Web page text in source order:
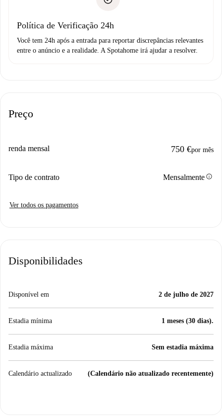
Débito direto bancário
Política de Verificação 24h
Você tem 24h após a entrada para reportar discrepâncias relevantes
entre o anúncio e a realidade. A Spotahome irá ajudar a resolver.
Preço
renda mensal 750 €por mês
Tipo de contrato Mensalmenteinfo
Ver todos os pagamentos
Disponibilidades
Disponível em 2 de julho de 2027
Estadia mínima 1 meses (30 dias).
Estadia máxima Sem estadia máxima
Calendário actualizado (Calendário não atualizado recentemente)